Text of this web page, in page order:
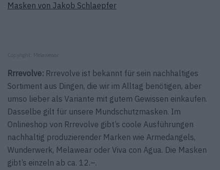
Masken von Jakob Schlaepfer
Copyright: Melaweaar
Rrrevolve: Rrrevolve ist bekannt für sein nachhaltiges
Sortiment aus Dingen, die wir im Alltag benötigen, aber
umso lieber als Variante mit gutem Gewissen einkaufen.
Dasselbe gilt für unsere Mundschutzmasken. Im
Onlineshop von Rrrevolve gibt’s coole Ausführungen
nachhaltig produzierender Marken wie Armedangels,
Wunderwerk, Melawear oder Viva con Agua. Die Masken
gibt’s einzeln ab ca. 12.–.